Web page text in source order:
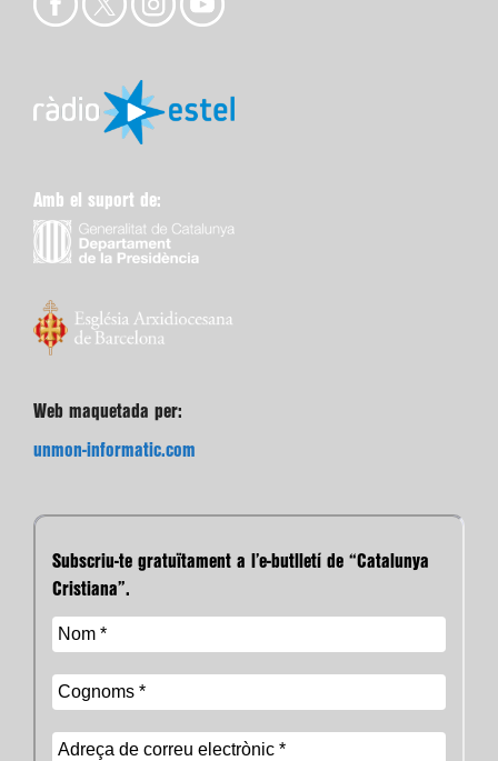
Amb el suport de:
Web maquetada per:
unmon-informatic.com
Subscriu-te gratuïtament a l’e-butlletí de “Catalunya
Cristiana”.